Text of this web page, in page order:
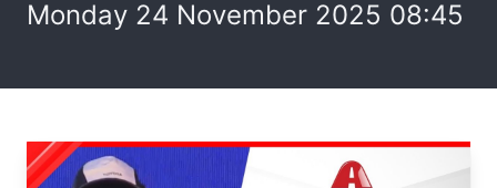
Monday 24 November 2025 08:45